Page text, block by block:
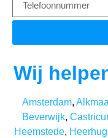
Wij
Amsterdam,
Beverwijk,
Heemstede,